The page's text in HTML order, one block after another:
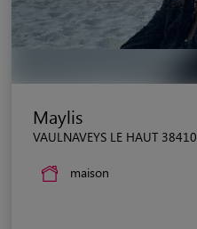
Maylis
VAULNAVEYS LE HAUT 38410
maison